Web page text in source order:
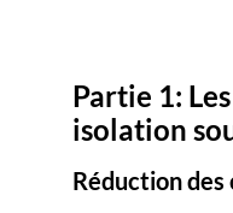
Partie 1:
isolation
Réduction